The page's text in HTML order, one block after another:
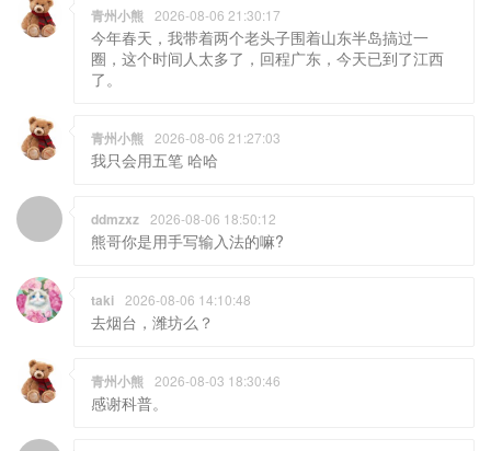
青州小熊 2026-08-06 21:30:17
今年春天，我带着两个老头子围着山东半岛搞过一
圈，这个时间人太多了，回程广东，今天已到了江西
了。
青州小熊 2026-08-06 21:27:03
我只会用五笔 哈哈
ddmzxz 2026-08-06 18:50:12
熊哥你是用手写输入法的嘛?
taki 2026-08-06 14:10:48
去烟台，潍坊么？
青州小熊 2026-08-03 18:30:46
感谢科普。